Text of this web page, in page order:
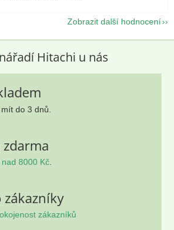
Zobrazit další hodnocení
Hitachi u nás
do 3 dnů.
8000 Kč.
zákazníky
zákazníků